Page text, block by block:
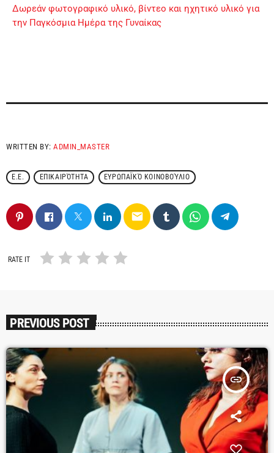
Δωρεάν φωτογραφικό υλικό, βίντεο και ηχητικό υλικό για
την Παγκόσμια Ημέρα της Γυναίκας
WRITTEN BY:ADMIN_MASTER
Ε.Ε. ΕΠΙΚΑΙΡΌΤΗΤΑ ΕΥΡΩΠΑΪΚΌ ΚΟΙΝΟΒΟΎΛΙΟ
email
RATE IT
PREVIOUS POST
insert_link